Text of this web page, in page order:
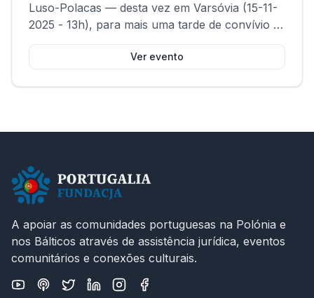
Luso-Polacas — desta vez em Varsóvia (15-11-
2025 - 13h), para mais uma tarde de convívio e
partilha entre pais e crianças que falam
português em casa.Ver evento
A apoiar as comunidades portuguesas na Polónia e
nos Bálticos através de assistência jurídica, eventos
comunitários e conexões culturais.